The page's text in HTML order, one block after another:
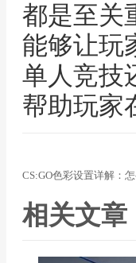
都是至关
能够让玩
单人竞技
帮助玩家
CS:GO色彩设置详解：
相关文章